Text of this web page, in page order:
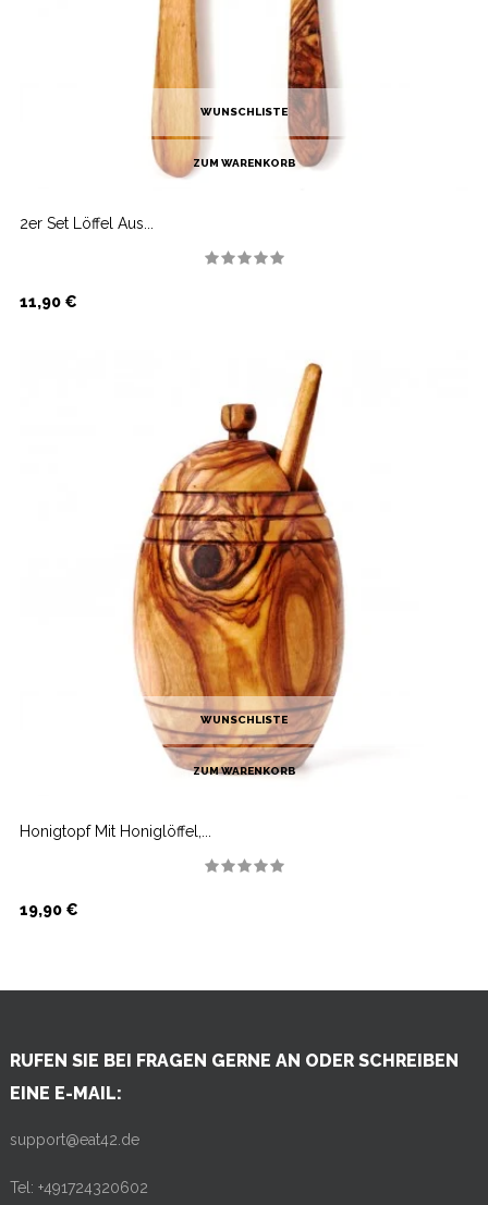
WUNSCHLISTE
ZUM WARENKORB
2er Set Löffel Aus...
Preis
11,90 €
WUNSCHLISTE
ZUM WARENKORB
Honigtopf Mit Honiglöffel,...
Preis
19,90 €
RUFEN SIE BEI FRAGEN GERNE AN ODER SCHREIBEN
EINE E-MAIL:
support@eat42.de
Tel: +491724320602